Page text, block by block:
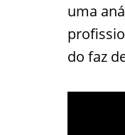
uma
do faz